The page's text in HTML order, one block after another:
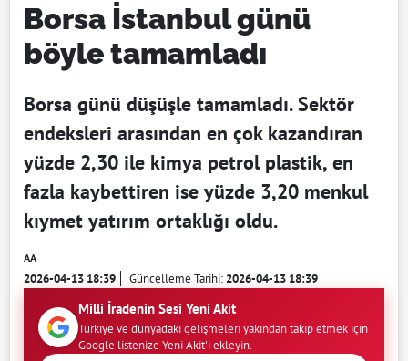
Borsa İstanbul günü
böyle tamamladı
Borsa günü düşüşle tamamladı. Sektör
endeksleri arasından en çok kazandıran
yüzde 2,30 ile kimya petrol plastik, en
fazla kaybettiren ise yüzde 3,20 menkul
kıymet yatırım ortaklığı oldu.
AA
2026-04-13 18:39 Güncelleme Tarihi:2026-04-13 18:39
Milli İradenin Sesi Yeni Akit
Türkiye ve dünyadaki gelişmeleri yakından takip etmek için
Google listenize Yeni Akit'i ekleyin.